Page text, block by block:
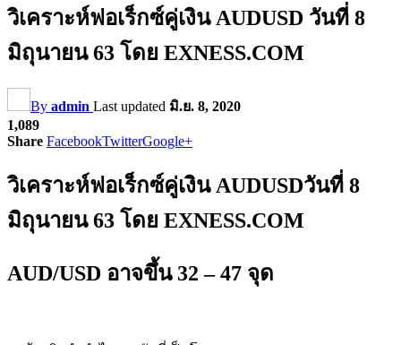
วิเคราะห์ฟอเร็กซ์คู่เงิน AUDUSD วันที่ 8
มิถุนายน 63 โดย EXNESS.COM
By admin Last updated มิ.ย. 8, 2020
1,089
Share FacebookTwitterGoogle+
วิเคราะห์ฟอเร็กซ์คู่เงิน AUDUSDวันที่ 8
มิถุนายน 63 โดย EXNESS.COM
AUD/USD อาจขึ้น 32 – 47 จุด